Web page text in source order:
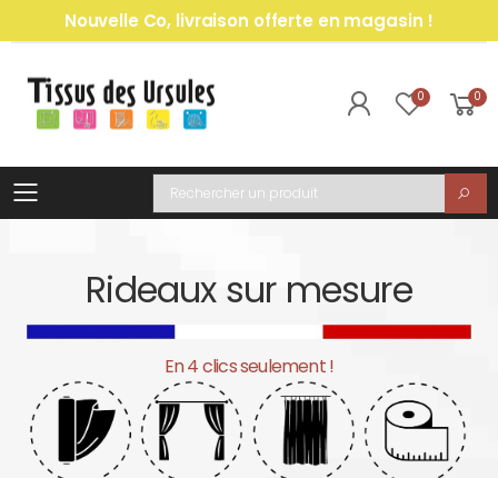
Nouvelle Co, livraison offerte en magasin !
0 0
Toggle mobile menu
Recherche
Rideaux sur mesure
En 4 clics seulement !